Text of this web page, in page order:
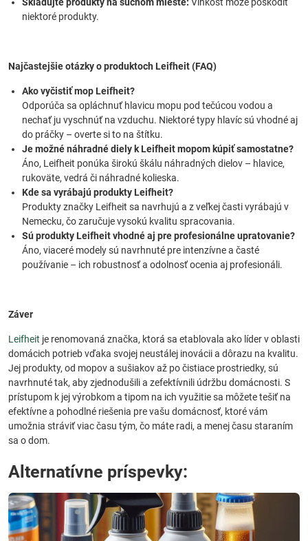
Skladujte produkty na suchom mieste: Vlhkosť môže poškodiť
niektoré produkty.
Najčastejšie otázky o produktoch Leifheit (FAQ)
Ako vyčistiť mop Leifheit?
Odporúča sa opláchnuť hlavicu mopu pod tečúcou vodou a
nechať ju vyschnúť na vzduchu. Niektoré typy hlavíc sú vhodné aj
do práčky – overte si to na štítku.
Je možné náhradné diely k Leifheit mopom kúpiť samostatne?
Áno, Leifheit ponúka širokú škálu náhradných dielov – hlavice,
rukoväte, vedrá či náhradné kolieska.
Kde sa vyrábajú produkty Leifheit?
Produkty značky Leifheit sa navrhujú a z veľkej časti vyrábajú v
Nemecku, čo zaručuje vysokú kvalitu spracovania.
Sú produkty Leifheit vhodné aj pre profesionálne upratovanie?
Áno, viaceré modely sú navrhnuté pre intenzívne a časté
používanie – ich robustnosť a odolnosť ocenia aj profesionáli.
Záver
Leifheit je renomovaná značka, ktorá sa etablovala ako líder v oblasti
domácich potrieb vďaka svojej neustálej inovácii a dôrazu na kvalitu.
Jej produkty, od mopov a sušiakov až po čistiace prostriedky, sú
navrhnuté tak, aby zjednodušili a zefektívnili údržbu domácnosti. S
prístupom k jej výrobkom a tipom na ich využitie sa môžete tešiť na
efektívne a pohodlné riešenia pre vašu domácnosť, ktoré vám
umožnia stráviť viac času tým, čo máte radi, a menej času staraním
sa o dom.
Alternatívne príspevky: